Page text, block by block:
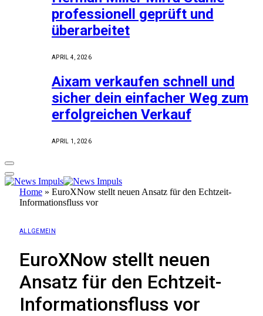
professionell geprüft und
überarbeitet
APRIL 4, 2026
Aixam verkaufen schnell und
sicher dein einfacher Weg zum
erfolgreichen Verkauf
APRIL 1, 2026
Home » EuroXNow stellt neuen Ansatz für den Echtzeit-
Informationsfluss vor
ALLGEMEIN
EuroXNow stellt neuen
Ansatz für den Echtzeit-
Informationsfluss vor